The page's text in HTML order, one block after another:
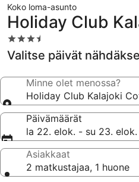
Koko loma-asunto
Holiday Club
3.5
tähden
majoituspaikka
Valitse päivät
Minne olet menossa?
Holiday Club Kalajoki
Päivämäärät
la 22. elok. - su 23. elok.
Asiakkaat
2 matkustajaa, 1 huone